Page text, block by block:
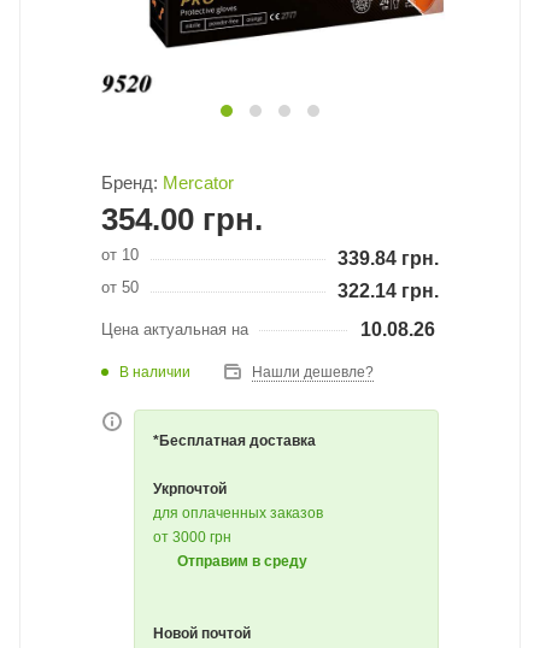
Бренд: Mercator
354.00 грн.
от 10 339.84 грн.
от 50 322.14 грн.
Цена актуальная на 10.08.26
В наличии Нашли дешевле?
*Бесплатная доставка
Укрпочтой
для оплаченных заказов
от 3000 грн
Отправим в среду
Новой почтой